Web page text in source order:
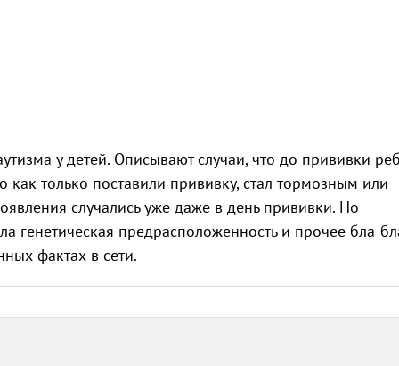
у детей. Описывают случаи, что до прививки
только поставили прививку, стал тормозным или
случались уже даже в день прививки. Но
генетическая предрасположенность и прочее бла-
фактах в сети.